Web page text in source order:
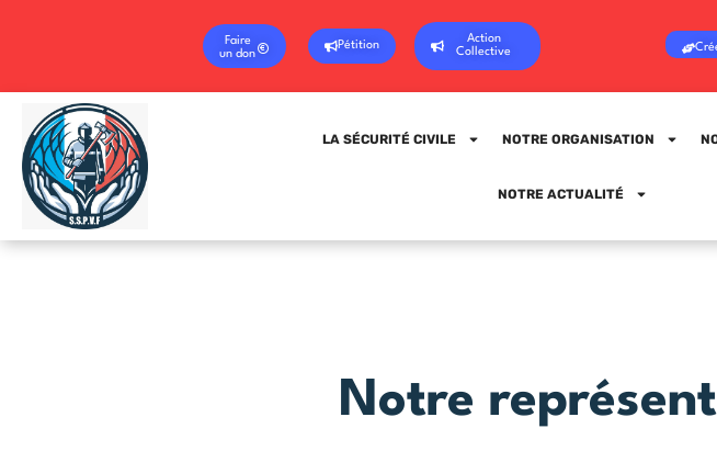
Faire
un don
Pétition
Action
Collective
LA SÉCURITÉ CIVILE NOTRE ORGANISATION
NOTRE ACTUALITÉ
Notre
Sign in